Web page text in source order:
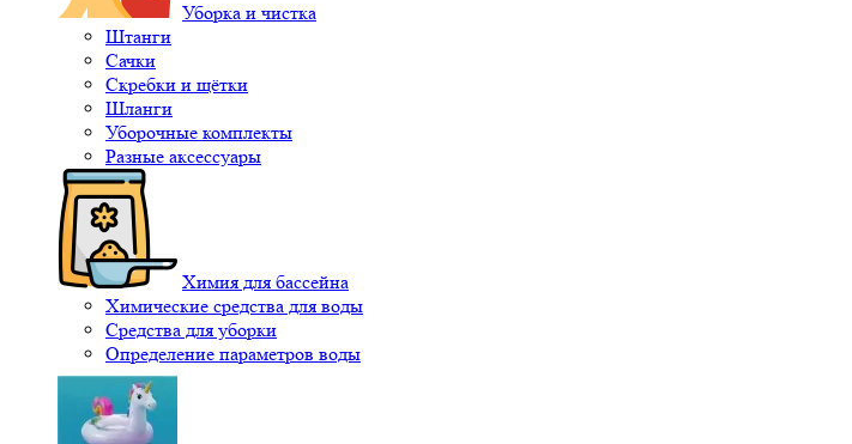
Уборка и чистка
Штанги
Сачки
Скребки и щётки
Шланги
Уборочные комплекты
Разные аксессуары
Химия для бассейна
Химические средства для воды
Средства для уборки
Определение параметров воды